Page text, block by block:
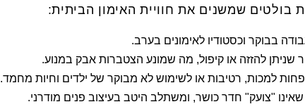
בולטים שמשנים את חוויית האימון הביתית:
בבוקר וכסטודיו לאימונים בערב.
להזזה או קיפול, מה שמונע הצטברות אבק במנוע.
למכות, רטיבות או לשימוש לא מבוקר של ילדים וחיות מחמד.
"צועק" חדר כושר, ומשתלב היטב בעיצוב פנים מודרני.